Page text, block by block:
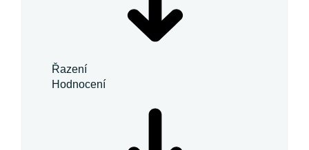
Řazení
Hodnocení